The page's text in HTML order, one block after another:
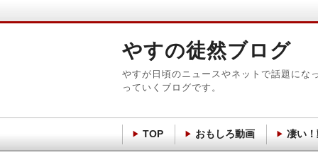
やすの徒然ブログ
やすが日頃のニュースやネットで話題にな
っていくブログです。
TOP おもしろ動画 凄い